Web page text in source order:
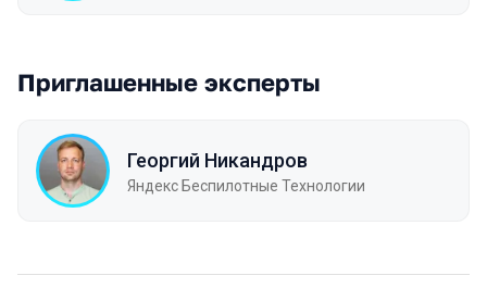
Приглашенные эксперты
Георгий Никандров
Яндекс Беспилотные Технологии